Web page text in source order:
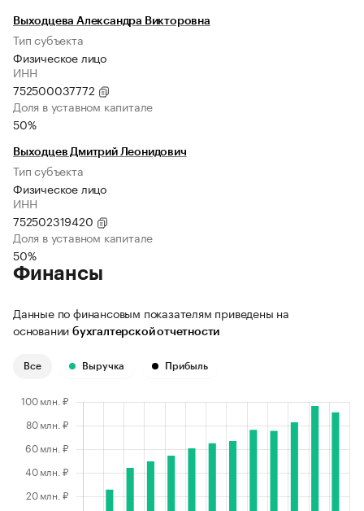
Выходцева Александра Викторовна
Тип субъекта
Физическое лицо
ИНН
752500037772
Доля в уставном капитале
50%
Выходцев Дмитрий Леонидович
Тип субъекта
Физическое лицо
ИНН
752502319420
Доля в уставном капитале
50%
Финансы
Данные по финансовым показателям приведены на
основании бухгалтерской отчетности
Все Выручка Прибыль